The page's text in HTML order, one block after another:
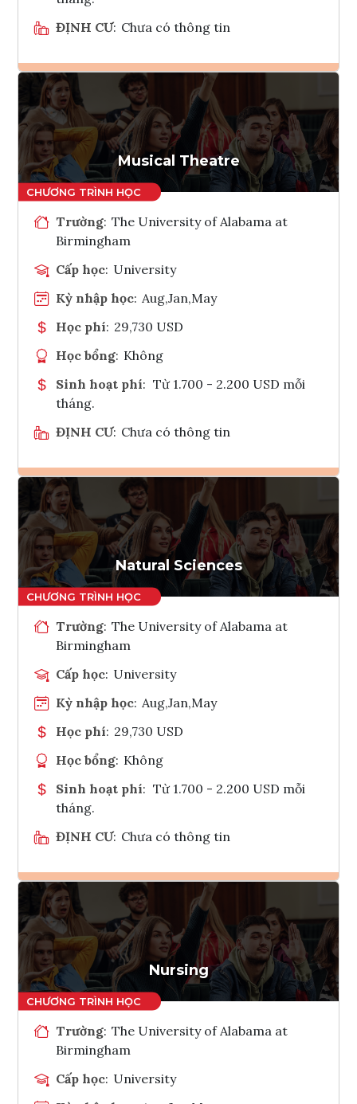
ĐỊNH CƯ: Chưa có thông tin
Ghi danh
Tham vấn Interlink
Musical Theatre
Trường: The University of Alabama at
Birmingham
Cấp học: University
Kỳ nhập học: Aug,Jan,May
Học phí: 29,730 USD
Học bổng: Không
Sinh hoạt phí: Từ 1.700 - 2.200 USD mỗi
tháng.
ĐỊNH CƯ: Chưa có thông tin
Ghi danh
Tham vấn Interlink
Natural Sciences
Trường: The University of Alabama at
Birmingham
Cấp học: University
Kỳ nhập học: Aug,Jan,May
Học phí: 29,730 USD
Học bổng: Không
Sinh hoạt phí: Từ 1.700 - 2.200 USD mỗi
tháng.
ĐỊNH CƯ: Chưa có thông tin
Ghi danh
Tham vấn Interlink
Nursing
Trường: The University of Alabama at
Birmingham
Cấp học: University